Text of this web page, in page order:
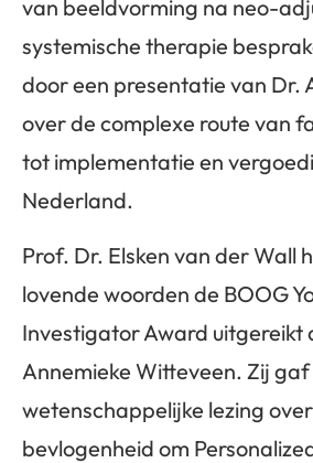
van beeldvorming na neo-
systemische therapie
door een presentatie van Dr.
over de complexe route van
tot implementatie en
Nederland.
Prof. Dr. Elsken van der Wall
lovende woorden de BOOG
Investigator Award uitgereikt
Annemieke Witteveen. Zij gaf
wetenschappelijke lezing
bevlogenheid om